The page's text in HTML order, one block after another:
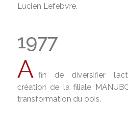
Lucien Lefebvre.
1977
A fin de diversifier
création de la filiale
transformation du bois.